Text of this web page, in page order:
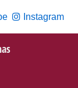
Instagram